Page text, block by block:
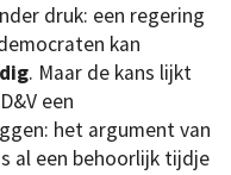
druk: een regering
kan
. Maar de kans lijkt
een
het argument van
al een behoorlijk tijdje